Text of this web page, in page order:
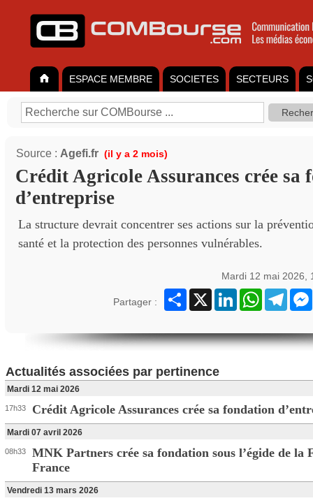
ESPACE MEMBRE SOCIETES SECTEURS
Source : Agefi.fr (il y a 2 mois)
Crédit Agricole Assurances crée sa
d’entreprise
La structure devrait concentrer ses actions sur la
santé et la protection des personnes vulnérables.
Mardi 12 mai 2026,
Partager :
Partager
X LinkedInWhatsApp
Actualités associées par pertinence
Mardi 12 mai 2026
17h33 Crédit Agricole Assurances crée sa fondation
Mardi 07 avril 2026
08h33
MNK Partners crée sa fondation sous l’égide de la
France
Vendredi 13 mars 2026